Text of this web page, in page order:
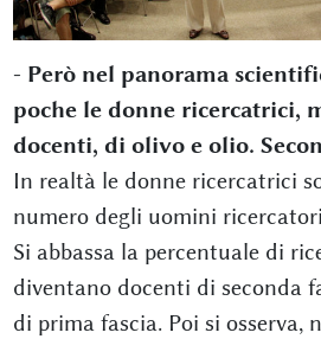
- Però nel panorama
poche le donne ricercatrici,
docenti, di olivo e olio.
In realtà le donne ricercatrici
numero degli uomini
Si abbassa la percentuale di
diventano docenti di seconda
di prima fascia. Poi si osserva,